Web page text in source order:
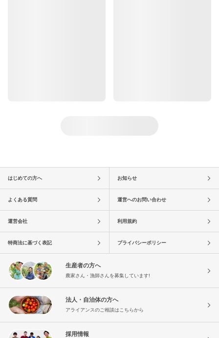
はじめての方へ お知らせ
よくある質問 運営へのお問い合わせ
運営会社 利用規約
特商法に基づく表記 プライバシーポリシー
生産者の方へ
農家さん・漁師さんを募集しています!
法人・自治体の方へ
アライアンスのご相談はこちらから
採用情報